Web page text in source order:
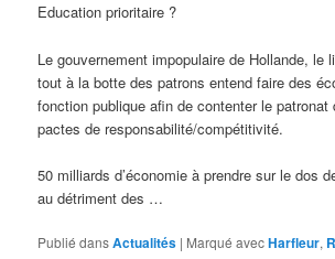
Education prioritaire ?
Le gouvernement impopulaire de Hollande, le
tout à la botte des patrons entend faire des
fonction publique afin de contenter le patronat
pactes de responsabilité/compétitivité.
50 milliards d’économie à prendre sur le dos
au détriment des …
Publié dansActualités | Marqué avecHarfleur,